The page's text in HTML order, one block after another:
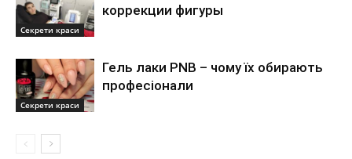
Секрети краси
коррекции фигуры
Секрети краси
Гель лаки PNB – чому їх обирають
професіонали